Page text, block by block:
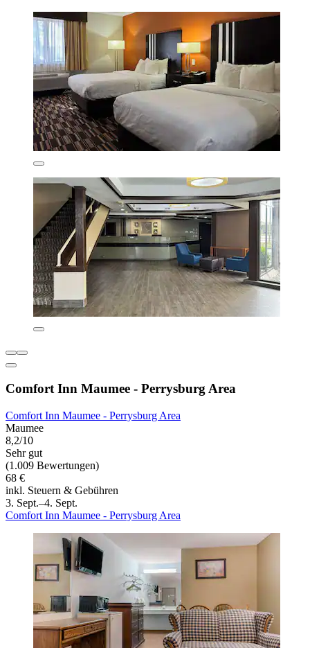
Comfort Inn Maumee - Perrysburg Area
Comfort Inn Maumee - Perrysburg Area
Maumee
8,2/10
Sehr gut
(1.009 Bewertungen)
68 €
inkl. Steuern & Gebühren
3. Sept.–4. Sept.
Comfort Inn Maumee - Perrysburg Area